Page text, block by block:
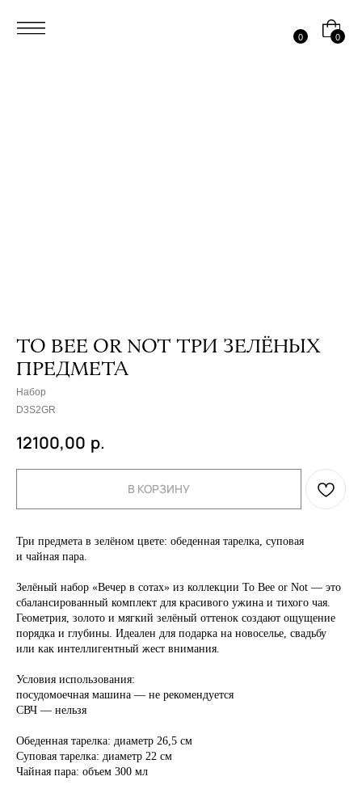
TO BEE OR NOT ТРИ ЗЕЛЁНЫХ
ПРЕДМЕТА
Набор
D3S2GR
12100,00 р.
В КОРЗИНУ
Три предмета в зелёном цвете: обеденная тарелка, суповая
и чайная пара.
Зелёный набор «Вечер в сотах» из коллекции To Bee or Not — это
сбалансированный комплект для красивого ужина и тихого чая.
Геометрия, золото и мягкий зелёный оттенок создают ощущение
порядка и глубины. Идеален для подарка на новоселье, свадьбу
или как интеллигентный жест внимания.
Условия использования:
посудомоечная машина — не рекомендуется
СВЧ — нельзя
Обеденная тарелка: диаметр 26,5 см
Суповая тарелка: диаметр 22 см
Чайная пара: объем 300 мл
СОТРУДНИЧЕСТВО
С DOMIQUE
Для оптовых закупок:
buyers@domique.shop